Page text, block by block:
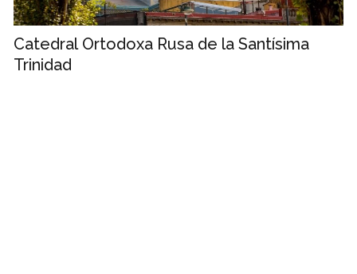
Catedral Ortodoxa Rusa de la Santísima
Trinidad